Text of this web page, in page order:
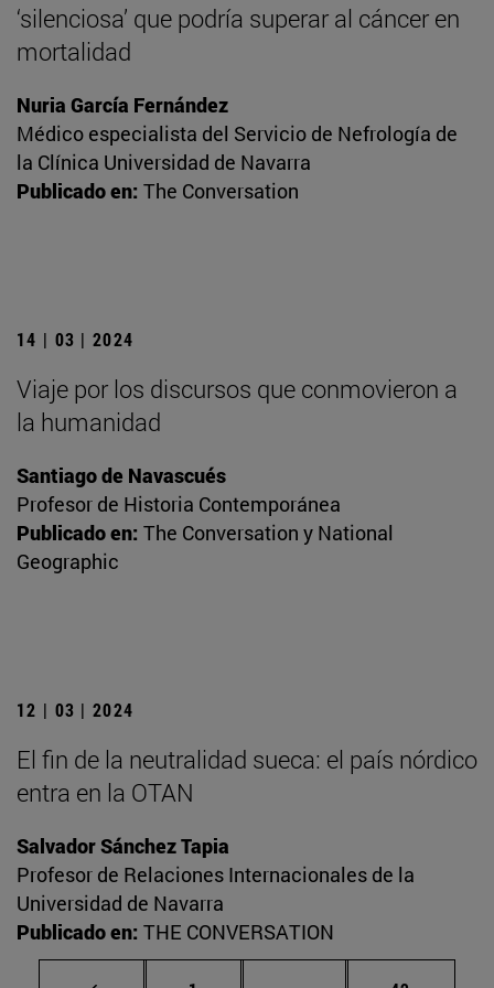
‘silenciosa’ que podría superar al cáncer en
mortalidad
Nuria García Fernández
Médico especialista del Servicio de Nefrología de
la Clínica Universidad de Navarra
Publicado en: The Conversation
14 | 03 | 2024
Viaje por los discursos que conmovieron a
la humanidad
Santiago de Navascués
Profesor de Historia Contemporánea
Publicado en: The Conversation y National
Geographic
12 | 03 | 2024
El fin de la neutralidad sueca: el país nórdico
entra en la OTAN
Salvador Sánchez Tapia
Profesor de Relaciones Internacionales de la
Universidad de Navarra
Publicado en: THE CONVERSATION